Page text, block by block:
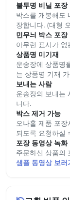
불투명 비닐 포장
박스를 개봉해도
장합니다. (대형
민무늬 박스 포장
아무런 표시가
상품명 미기재
운송장에 상품명
는 상품명 기재
보내는 사람
운송장의 보내는
니다.
박스 제거 가능
오나홀 제품 포
되도록 요청하실
포장 동영상 녹화
주문하신 상품의
샘플 동영상 보러